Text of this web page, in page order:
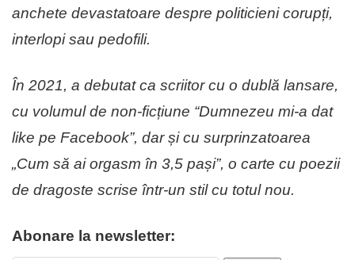
anchete devastatoare despre politicieni corupți,
interlopi sau pedofili.
În 2021, a debutat ca scriitor cu o dublă lansare,
cu volumul de non-ficțiune “Dumnezeu mi-a dat
like pe Facebook”, dar și cu surprinzatoarea
„Cum să ai orgasm în 3,5 pași”, o carte cu poezii
de dragoste scrise într-un stil cu totul nou.
Abonare la newsletter: